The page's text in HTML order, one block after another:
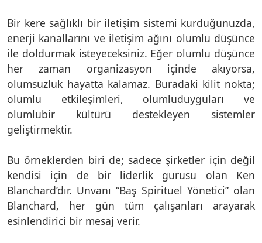
Bir kere sağlıklı bir iletişim sistemi kurduğunuzda,
enerji kanallarını ve iletişim ağını olumlu düşünce
ile doldurmak isteyeceksiniz. Eğer olumlu düşünce
her zaman organizasyon içinde akıyorsa,
olumsuzluk hayatta kalamaz. Buradaki kilit nokta;
olumlu etkileşimleri, olumluduyguları ve
olumlubir kültürü destekleyen sistemler
geliştirmektir.
Bu örneklerden biri de; sadece şirketler için değil
kendisi için de bir liderlik gurusu olan Ken
Blanchard’dır. Unvanı “Baş Spirituel Yönetici” olan
Blanchard, her gün tüm çalışanları arayarak
esinlendirici bir mesaj verir.